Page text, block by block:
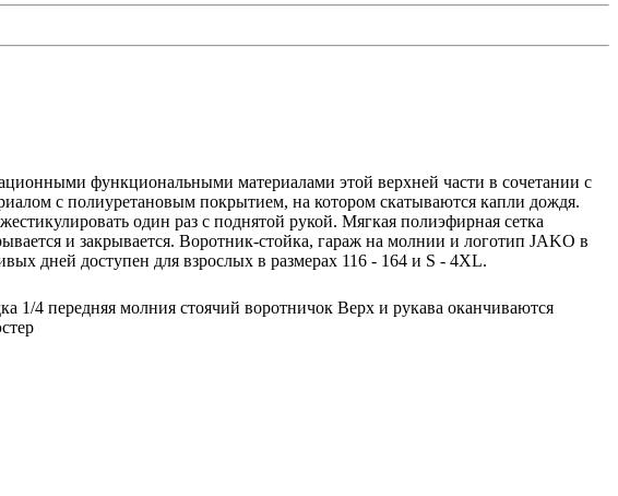
функциональными материалами этой верхней части в сочетании с
с полиуретановым покрытием, на котором скатываются капли дождя.
один раз с поднятой рукой. Мягкая полиэфирная сетка
и закрывается. Воротник-стойка, гараж на молнии и логотип JAKO в
дней доступен для взрослых в размерах 116 - 164 и S - 4XL.
4 передняя молния стоячий воротничок Верх и рукава оканчиваются